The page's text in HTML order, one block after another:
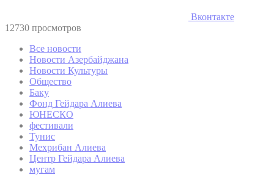
Вконтакте
12730 просмотров
Все новости
Новости Азербайджана
Новости Культуры
Общество
Баку
Фонд Гейдара Алиева
ЮНЕСКО
фестивали
Тунис
Мехрибан Алиева
Центр Гейдара Алиева
мугам